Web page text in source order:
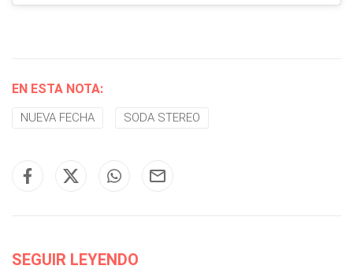
EN ESTA NOTA:
NUEVA FECHA SODA STEREO
SEGUIR LEYENDO